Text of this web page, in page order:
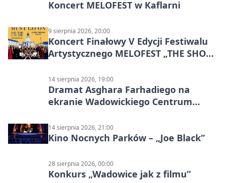
Koncert MELOFEST w Kaflarni
9 sierpnia 2026, 20:00
Koncert Finałowy V Edycji Festiwalu
Artystycznego MELOFEST „THE SHOW
14 sierpnia 2026, 19:00
Dramat Asghara Farhadiego na
ekranie Wadowickiego Centrum
14 sierpnia 2026, 21:00
Kino Nocnych Parków – „Joe Black”
28 sierpnia 2026, 00:00
Konkurs „Wadowice jak z filmu”